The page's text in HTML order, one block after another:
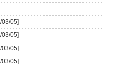
03/05]
03/05]
03/05]
03/05]